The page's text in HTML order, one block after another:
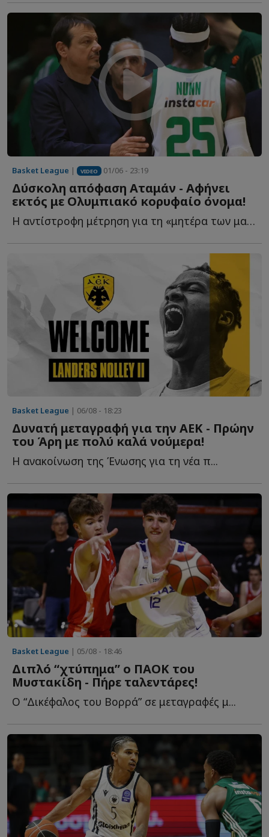
Basket League | VIDEO 01/06 - 23:19
Δύσκολη απόφαση Αταμάν - Αφήνει
εκτός με Ολυμπιακό κορυφαίο όνομα!
Η αντίστροφη μέτρηση για τη «μητέρα των μαχών» έχει ξ...
Basket League | 06/08 - 18:23
Δυνατή μεταγραφή για την ΑΕΚ - Πρώην
του Άρη με πολύ καλά νούμερα!
Η ανακοίνωση της Ένωσης για τη νέα π...
Basket League | 05/08 - 18:46
Διπλό “χτύπημα” ο ΠΑΟΚ του
Μυστακίδη - Πήρε ταλεντάρες!
Ο “Δικέφαλος του Βορρά” σε μεταγραφές μ...